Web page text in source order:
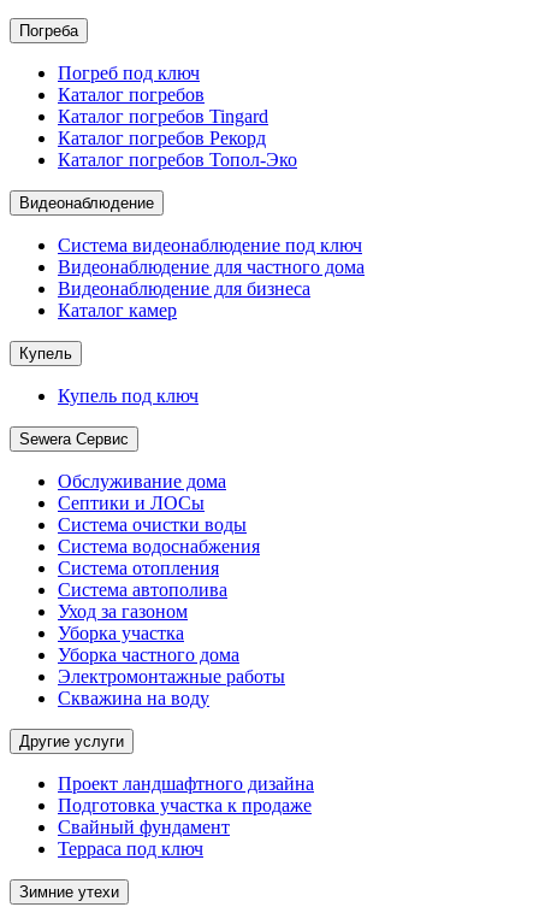
Погреба
Погреб под ключ
Каталог погребов
Каталог погребов Tingard
Каталог погребов Рекорд
Каталог погребов Топол-Эко
Видеонаблюдение
Система видеонаблюдение под ключ
Видеонаблюдение для частного дома
Видеонаблюдение для бизнеса
Каталог камер
Купель
Купель под ключ
Sewera Сервис
Обслуживание дома
Септики и ЛОСы
Система очистки воды
Система водоснабжения
Система отопления
Система автополива
Уход за газоном
Уборка участка
Уборка частного дома
Электромонтажные работы
Скважина на воду
Другие услуги
Проект ландшафтного дизайна
Подготовка участка к продаже
Свайный фундамент
Терраса под ключ
Зимние утехи